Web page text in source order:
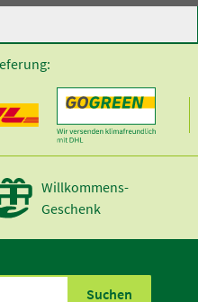
Willkommens-
Geschenk
Suchen